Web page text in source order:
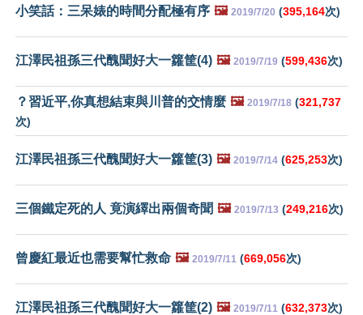
小笑話：三呆婊的時間分配極有序 🖼️ 2019/7/20 (395,164次)
江澤民祖孫三代醜聞好大一籮筐(4) 🖼️ 2019/7/19 (599,436次)
？習近平,你真想結束與川普的交情麼 🖼️ 2019/7/18 (321,737
次)
江澤民祖孫三代醜聞好大一籮筐(3) 🖼️ 2019/7/14 (625,253次)
三個鐵定死的人 竟演繹出兩個奇聞 🖼️ 2019/7/13 (249,216次)
曾慶紅最近也需要幫忙救命 🖼️ 2019/7/11 (669,056次)
江澤民祖孫三代醜聞好大一籮筐(2) 🖼️ 2019/7/11 (632,373次)